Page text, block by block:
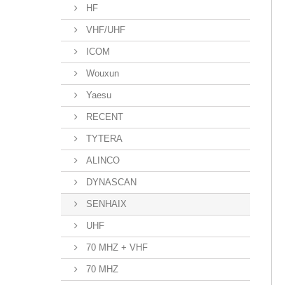
HF
VHF/UHF
ICOM
Wouxun
Yaesu
RECENT
TYTERA
ALINCO
DYNASCAN
SENHAIX
UHF
70 MHZ + VHF
70 MHZ